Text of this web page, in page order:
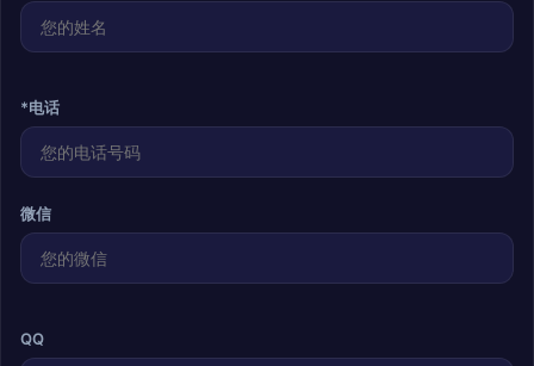
*电话
微信
QQ